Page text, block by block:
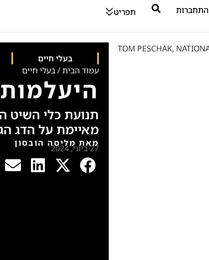
התחברות תפריט
בעלי חיים
עמוד הבית/בעלי חיים
תנועת כלי השיט
מאיימת על הדג
מאת מליסה הובסון
27 ביוני, 2024